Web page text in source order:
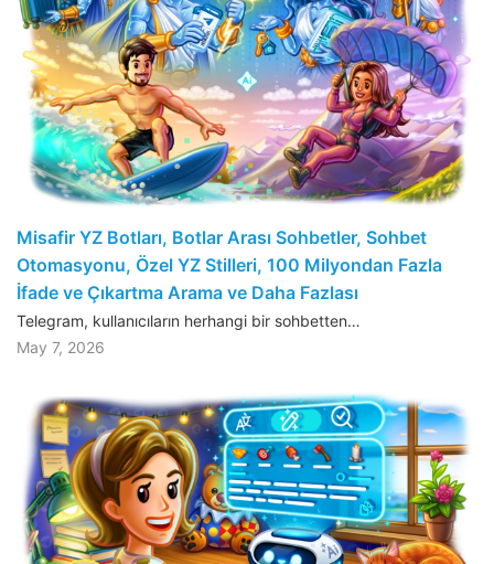
Misafir YZ Botları, Botlar Arası Sohbetler, Sohbet
Otomasyonu, Özel YZ Stilleri, 100 Milyondan Fazla
İfade ve Çıkartma Arama ve Daha Fazlası
Telegram, kullanıcıların herhangi bir sohbetten…
May 7, 2026